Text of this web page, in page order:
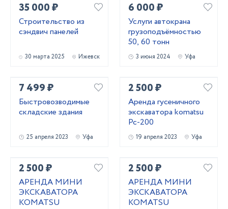
35 000 ₽
Строительство из
сэндвич панелей
30 марта 2025 Ижевск
6 000 ₽
Услуги автокрана
грузоподъёмностью
50, 60 тонн
3 июня 2024 Уфа
7 499 ₽
Быстровозводимые
складские здания
25 апреля 2023 Уфа
2 500 ₽
Аренда гусеничного
экскаватора komatsu
Pc-200
19 апреля 2023 Уфа
2 500 ₽
АРЕНДА МИНИ
ЭКСКАВАТОРА
KOMATSU
2 500 ₽
АРЕНДА МИНИ
ЭКСКАВАТОРА
KOMATSU